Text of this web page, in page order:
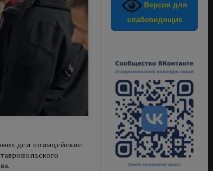
дел полицейские
Версия для
слабовидящих